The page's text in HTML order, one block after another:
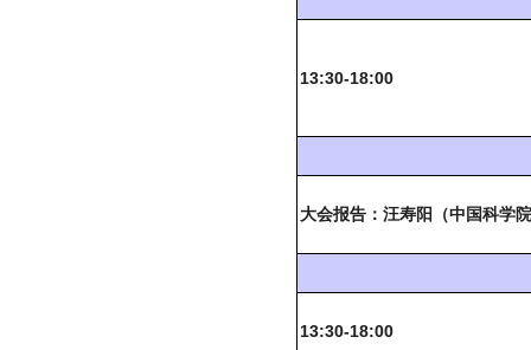
13:30-18:00
大会报告：汪寿阳（中国科学
13:30-18:00